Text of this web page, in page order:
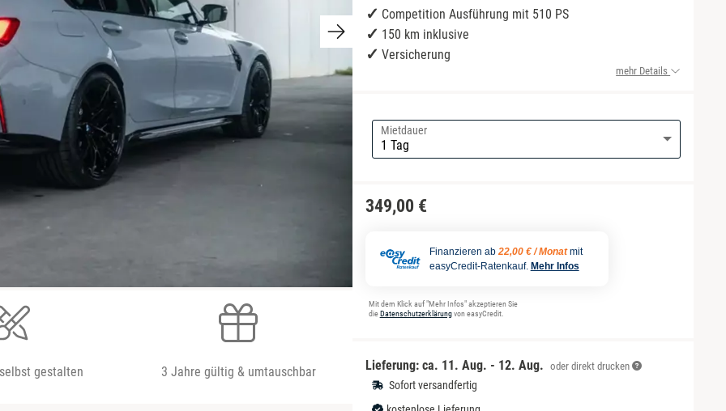
gestalten 3 Jahre gültig & umtauschbar
Competition Ausführung mit 510 PS
150 km inklusive
Versicherung
mehr Details
Mietdauer
349,00 €
Finanzieren ab 22,00 € / Monat mit
easyCredit-Ratenkauf. Mehr Infos
Mit dem Klick auf "Mehr Infos" akzeptieren Sie
dieDatenschutzerklärungvon easyCredit.
Lieferung: ca. 11. Aug. - 12. Aug. oder direkt drucken
Sofort versandfertig